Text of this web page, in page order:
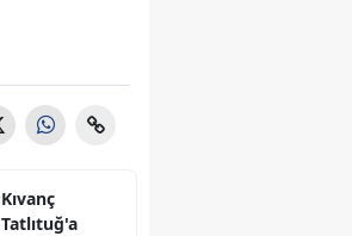
Kıvanç
Tatlıtuğ'a